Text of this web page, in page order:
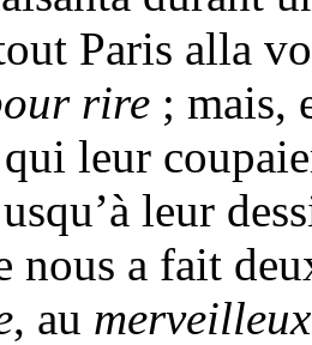
Paris alla
rire ; mais,
leur
leur
nous a fait
, au merveilleux